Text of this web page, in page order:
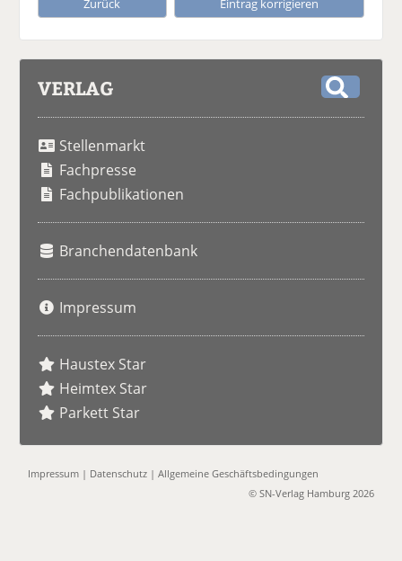
Zurück Eintrag korrigieren
VERLAG
Stellenmarkt
Fachpresse
Fachpublikationen
Branchendatenbank
Impressum
Haustex Star
Heimtex Star
Parkett Star
Impressum | Datenschutz |Allgemeine Geschäftsbedingungen
© SN-Verlag Hamburg 2026